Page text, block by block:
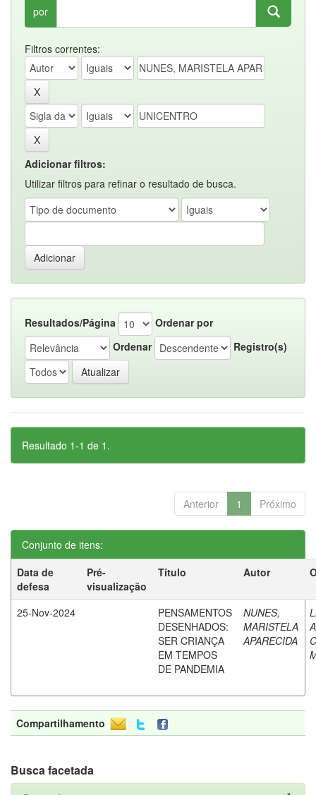
por
Filtros correntes:
Adicionar filtros:
Utilizar filtros para refinar o resultado de busca.
Resultados/Página
Ordenar por
Ordenar
Registro(s)
Resultado 1-1 de 1.
Anterior 1 Próximo
Conjunto de itens:
Data de
defesa
Pré-
visualização
Título Autor
25-Nov-2024
PENSAMENTOS
DESENHADOS:
SER CRIANÇA
EM TEMPOS
DE PANDEMIA
NUNES,
MARISTELA
APARECIDA
Compartilhamento
Busca facetada